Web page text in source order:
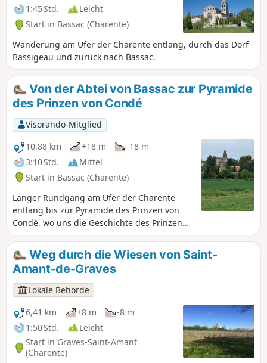
1:45 Std.
Leicht
Start in Bassac (Charente)
Wanderung am Ufer der Charente entlang, durch das Dorf
Bassigeau und zurück nach Bassac.
Von der Abtei von Bassac zur Pyramide
des Prinzen von Condé
Visorando-Mitglied
10,88 km
+18 m
-18 m
3:10 Std.
Mittel
Start in Bassac (Charente)
Langer Rundgang am Ufer der Charente
entlang bis zur Pyramide des Prinzen von
Condé, wo uns die Geschichte des Prinzen
nähergebracht wird. Ein weiteres Datum,
der 16. Dezember 1942, steht im
Zusammenhang mit Kommandos der
britischen Royal Marines und der Operation
Frankton. Ein Kapitel unserer Geschichte,
das viele Erklärungen verdient,
Weg durch die Wiesen von Saint-
Amant-de-Graves
Lokale Behörde
6,41 km
+8 m
-8 m
1:50 Std.
Leicht
Start in Graves-Saint-Amant
(Charente)